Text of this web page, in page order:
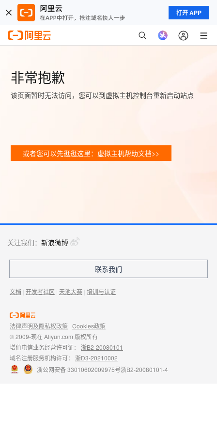
打开 APP
非常抱歉
该页面暂时无法访问，您可以到虚拟主机控制台重新启动站点
或者您可以先逛逛这里：虚拟主机帮助文档>>